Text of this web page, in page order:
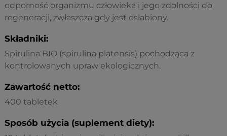
odporność organizmu człowieka i jego zdolności do
regeneracji, zwłaszcza gdy jest osłabiony.
Składniki:
Spirulina BIO (spirulina platensis) pochodząca z
kontrolowanych upraw ekologicznych.
Zawartość netto:
400 tabletek
Sposób użycia (suplement diety):